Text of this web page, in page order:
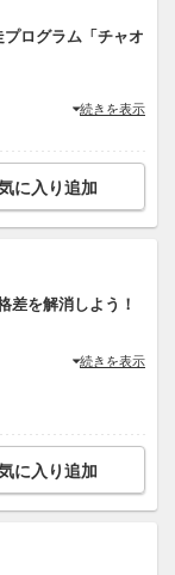
ログラム「チャオ
続きを表示
に入り追加
差を解消しよう！
続きを表示
に入り追加